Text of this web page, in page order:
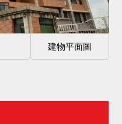
建物平面圖